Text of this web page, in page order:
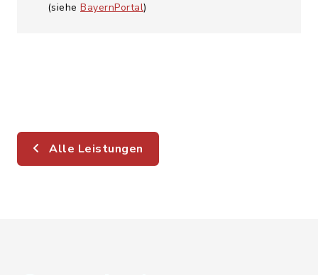
(siehe BayernPortal)
Alle Leistungen